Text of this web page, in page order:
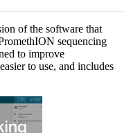
of the software that
sequencing
to improve
to use, and includes